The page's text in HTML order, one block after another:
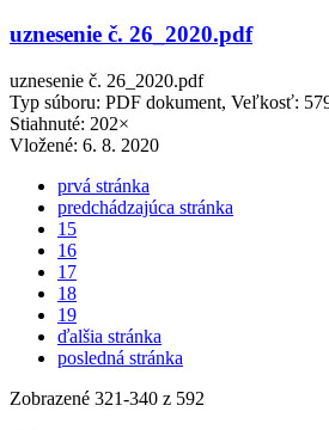
uznesenie č. 26_2020.pdf
uznesenie č. 26_2020.pdf
Typ súboru: PDF dokument, Veľkosť:
Stiahnuté: 202×
Vložené: 6. 8. 2020
prvá stránka
predchádzajúca stránka
15
16
17
18
19
ďalšia stránka
posledná stránka
Zobrazené 321-340 z 592